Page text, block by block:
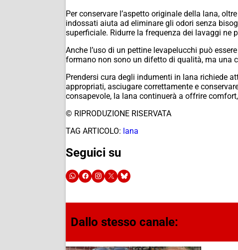
Per conservare l’aspetto originale della lana,
indossati aiuta ad eliminare gli odori senza
superficiale. Ridurre la frequenza dei lavaggi ne
Anche l’uso di un pettine levapelucchi può
formano non sono un difetto di qualità, ma una
Prendersi cura degli indumenti in lana richiede
appropriati, asciugare correttamente e
consapevole, la lana continuerà a offrire
© RIPRODUZIONE RISERVATA
TAG ARTICOLO: lana
Seguici su
Dallo stesso canale: